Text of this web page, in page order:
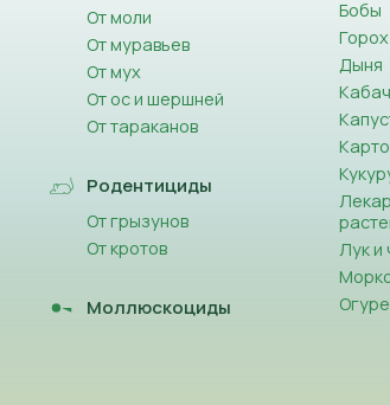
От моли
От муравьев
От мух
От ос и шершней
От тараканов
Родентициды
От грызунов
От кротов
Моллюскоциды
Бобы
Горох
Дыня
Лук и